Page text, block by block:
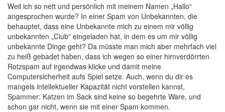
Weil ich so nett und persönlich mit meinem Namen „Hallo“
angesprochen wurde? In einer Spam von Unbekannten, die
behauptet, dass eine Unbekannte mich zu einem mir völlig
unbekannten „Club“ eingeladen hat, in dem es um mir völlig
unbekannte Dinge geht? Da müsste man mich aber mehrfach viel
zu heiß gebadet haben, dass ich wegen so einer hirnverdörrten
Rotzspam auf irgendwas klicke und damit meine
Computersicherheit aufs Spiel setze. Auch, wenn du dir es
mangels intellektueller Kapazität nicht vorstellen kannst,
Spammer: Katzen im Sack sind keine so begehrte Ware, und
schon gar nicht, wenn sie mit einer Spam kommen.